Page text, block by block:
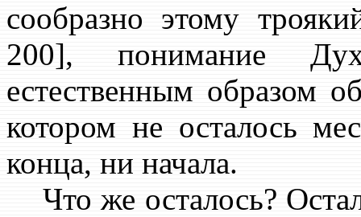
сообразно этому
200], понимание
естественным образом
котором не осталось
конца, ни начала.
Что же осталось?